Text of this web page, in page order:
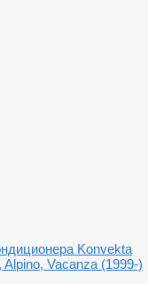
Konvekta
Vacanza (1999-)